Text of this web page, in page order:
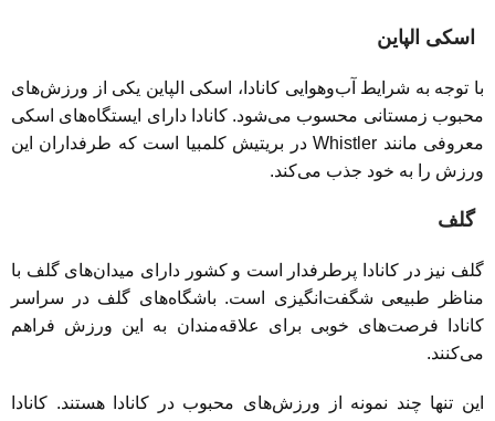
اسکی الپاین
با توجه به شرایط آب‌و‌هوایی کانادا، اسکی الپاین یکی از ورزش‌های
محبوب زمستانی محسوب می‌شود. کانادا دارای ایستگاه‌های اسکی
معروفی مانند Whistler در بریتیش کلمبیا است که طرفداران این
ورزش را به خود جذب می‌کند.
گلف
گلف نیز در کانادا پرطرفدار است و کشور دارای میدان‌های گلف با
مناظر طبیعی شگفت‌انگیزی است. باشگاه‌های گلف در سراسر
کانادا فرصت‌های خوبی برای علاقه‌مندان به این ورزش فراهم
می‌کنند.
این تنها چند نمونه از ورزش‌های محبوب در کانادا هستند. کانادا